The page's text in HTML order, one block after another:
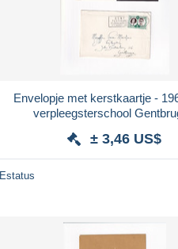
Envelopje met kerstkaartje -
verpleegsterschool
± 3,46 US$
Estatus